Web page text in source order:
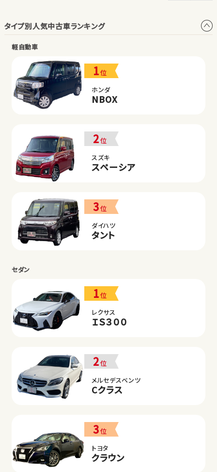
タイプ別人気中古車ランキング
軽自動車
1位
ホンダ
NBOX
2位
スズキ
スペーシア
3位
ダイハツ
タント
セダン
1位
レクサス
ＩＳ３００
2位
メルセデスベンツ
Cクラス
3位
トヨタ
クラウン